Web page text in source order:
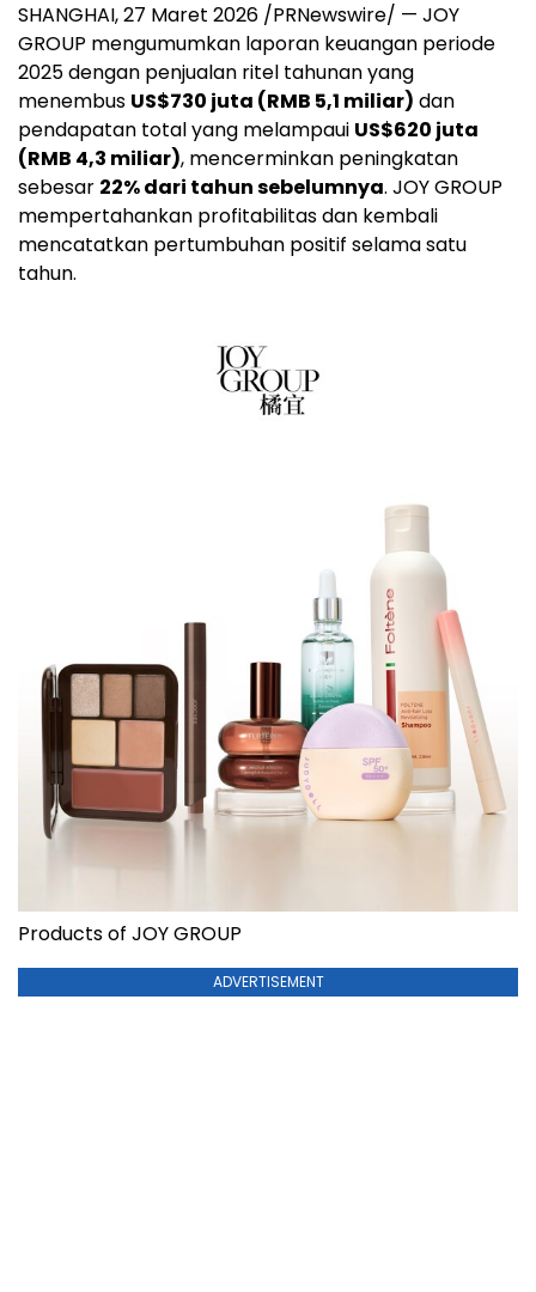
SHANGHAI, 27 Maret 2026 /PRNewswire/ — JOY
GROUP mengumumkan laporan keuangan periode
2025 dengan penjualan ritel tahunan yang
menembus US$730 juta (RMB 5,1 miliar) dan
pendapatan total yang melampaui US$620 juta
(RMB 4,3 miliar), mencerminkan peningkatan
sebesar 22% dari tahun sebelumnya. JOY GROUP
mempertahankan profitabilitas dan kembali
mencatatkan pertumbuhan positif selama satu
tahun.
Products of JOY GROUP
ADVERTISEMENT